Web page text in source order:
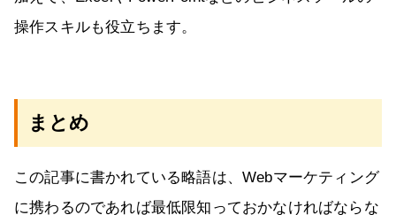
操作スキルも役立ちます。
まとめ
この記事に書かれている略語は、Webマーケティング
に携わるのであれば最低限知っておかなければならな